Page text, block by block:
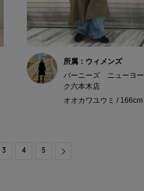
所属：ウィメンズ
バーニーズ ニューヨー
ク六本木店
オオカワユウミ / 166cm
3 4 5